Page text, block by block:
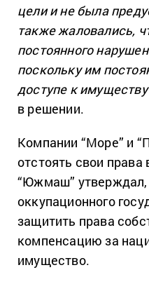
цели и не была
также жаловались,
постоянного
поскольку им
доступе к
в решении.
Компании “Море” и
отстоять свои
“Южмаш” утверждал,
оккупационного
защитить права
компенсацию за
имущество.